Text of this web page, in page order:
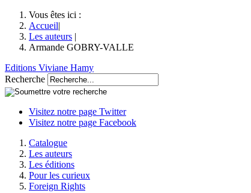
Vous êtes ici :
Accueil|
Les auteurs |
Armande GOBRY-VALLE
Editions Viviane Hamy
Recherche
Visitez notre page Twitter
Visitez notre page Facebook
Catalogue
Les auteurs
Les éditions
Pour les curieux
Foreign Rights